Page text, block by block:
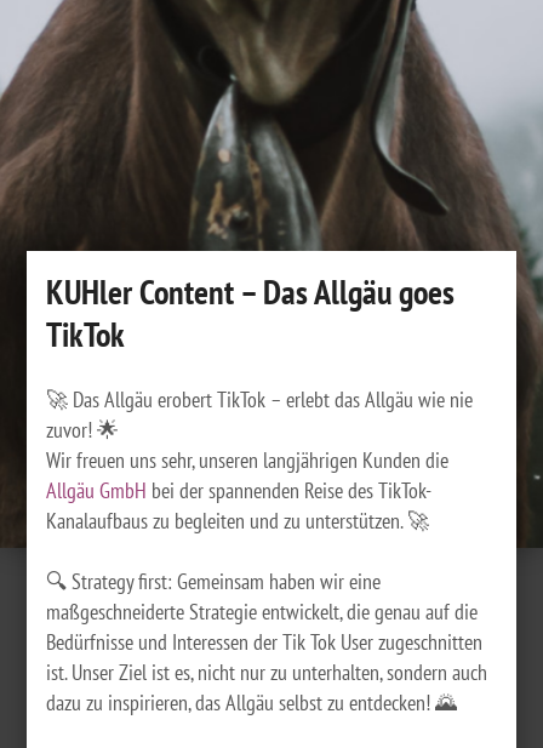
KUHler Content – Das Allgäu goes
TikTok
🚀 Das Allgäu erobert TikTok – erlebt das Allgäu wie nie
zuvor! 🌟
Wir freuen uns sehr, unseren langjährigen Kunden die
Allgäu GmbH bei der spannenden Reise des TikTok-
Kanalaufbaus zu begleiten und zu unterstützen. 🚀
🔍 Strategy first: Gemeinsam haben wir eine
maßgeschneiderte Strategie entwickelt, die genau auf die
Bedürfnisse und Interessen der Tik Tok User zugeschnitten
ist. Unser Ziel ist es, nicht nur zu unterhalten, sondern auch
dazu zu inspirieren, das Allgäu selbst zu entdecken! 🌄